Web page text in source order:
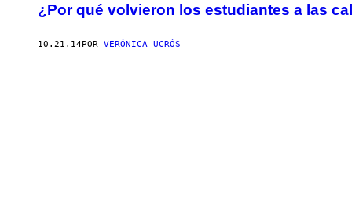
¿Por qué volvieron los estudiantes a las
10.21.14POR VERÓNICA UCRÓS